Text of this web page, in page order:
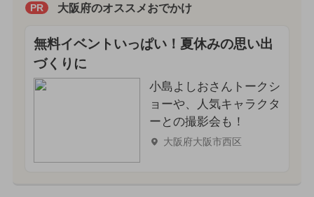
PR 大阪府のオススメおでかけ
無料イベントいっぱい！夏休みの思い出
づくりに
小島よしおさんトークシ
ョーや、人気キャラクタ
ーとの撮影会も！
大阪府大阪市西区